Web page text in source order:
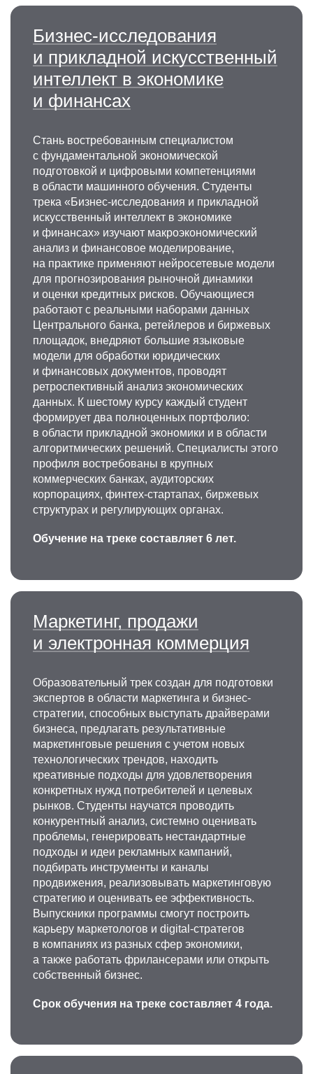
Бизнес-исследования
и прикладной искусственный
интеллект в экономике
и финансах
Стань востребованным специалистом
с фундаментальной экономической
подготовкой и цифровыми компетенциями
в области машинного обучения. Студенты
трека «Бизнес-исследования и прикладной
искусственный интеллект в экономике
и финансах» изучают макроэкономический
анализ и финансовое моделирование,
на практике применяют нейросетевые модели
для прогнозирования рыночной динамики
и оценки кредитных рисков. Обучающиеся
работают с реальными наборами данных
Центрального банка, ретейлеров и биржевых
площадок, внедряют большие языковые
модели для обработки юридических
и финансовых документов, проводят
ретроспективный анализ экономических
данных. К шестому курсу каждый студент
формирует два полноценных портфолио:
в области прикладной экономики и в области
алгоритмических решений. Специалисты этого
профиля востребованы в крупных
коммерческих банках, аудиторских
корпорациях, финтех-стартапах, биржевых
структурах и регулирующих органах.
Обучение на треке составляет 6 лет.
Маркетинг, продажи
и электронная коммерция
Образовательный трек создан для подготовки
экспертов в области маркетинга и бизнес-
стратегии, способных выступать драйверами
бизнеса, предлагать результативные
маркетинговые решения с учетом новых
технологических трендов, находить
креативные подходы для удовлетворения
конкретных нужд потребителей и целевых
рынков. Студенты научатся проводить
конкурентный анализ, системно оценивать
проблемы, генерировать нестандартные
подходы и идеи рекламных кампаний,
подбирать инструменты и каналы
продвижения, реализовывать маркетинговую
стратегию и оценивать ее эффективность.
Выпускники программы смогут построить
карьеру маркетологов и digital-стратегов
в компаниях из разных сфер экономики,
а также работать фрилансерами или открыть
собственный бизнес.
Срок обучения на треке составляет 4 года.